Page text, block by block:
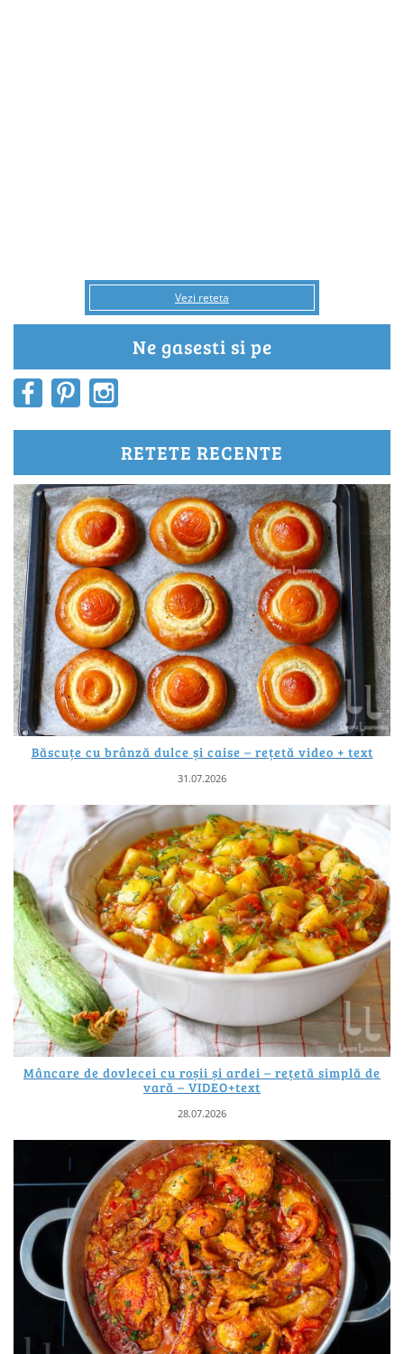
Vezi reteta
Ne gasesti si pe
RETETE RECENTE
Băscuțe cu brânză dulce și caise – rețetă video + text
31.07.2026
Mâncare de dovlecei cu roșii și ardei – rețetă simplă de
vară – VIDEO+text
28.07.2026